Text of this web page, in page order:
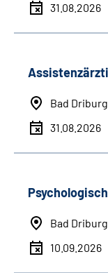
31.08.2026
Bad Driburg
31.08.2026
Bad Driburg
10.09.2026